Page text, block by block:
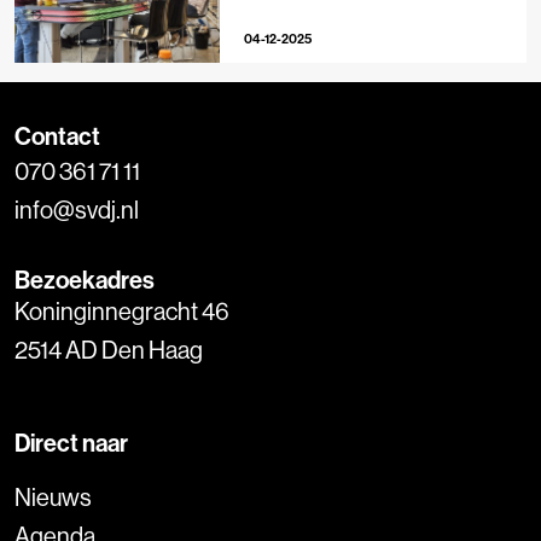
04-12-2025
Contact
070 361 71 11
info@svdj.nl
Bezoekadres
Koninginnegracht 46
2514 AD Den Haag
Direct naar
Nieuws